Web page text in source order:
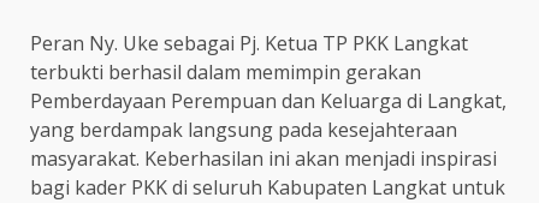
Peran Ny. Uke sebagai Pj. Ketua TP PKK Langkat
terbukti berhasil dalam memimpin gerakan
Pemberdayaan Perempuan dan Keluarga di Langkat,
yang berdampak langsung pada kesejahteraan
masyarakat. Keberhasilan ini akan menjadi inspirasi
bagi kader PKK di seluruh Kabupaten Langkat untuk